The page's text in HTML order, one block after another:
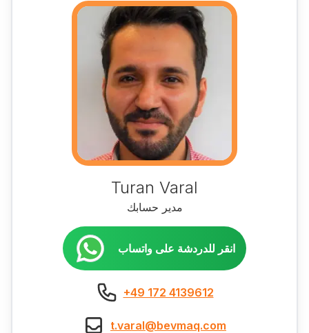
Turan Varal
مدير حسابك
انقر للدردشة على واتساب
+49 172 4139612
t.varal@bevmaq.com